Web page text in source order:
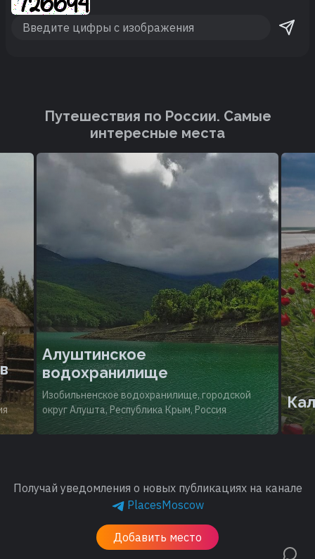
Путешествия по России. Cамые
интересные места
Алуштинское
водохранилище
Изобильненское водохранилище, городской
округ Алушта, Республика Крым, Россия
Получай уведомления о новых публикациях на канале
PlacesMoscow
Добавить место